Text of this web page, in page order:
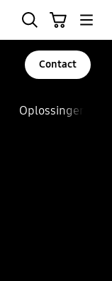
Contact
Oplossingen